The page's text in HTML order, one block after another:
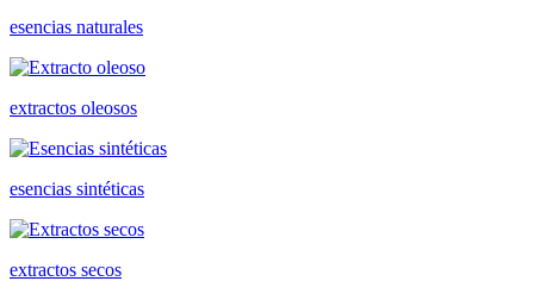
esencias naturales
extractos oleosos
esencias sintéticas
extractos secos